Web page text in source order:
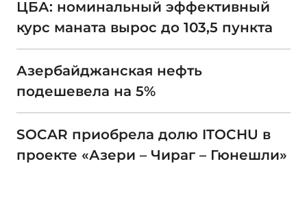
ЦБА: номинальный эффективный
курс маната вырос до 103,5 пункта
Азербайджанская нефть
подешевела на 5%
SOCAR приобрела долю ITOCHU в
проекте «Азери – Чираг – Гюнешли»